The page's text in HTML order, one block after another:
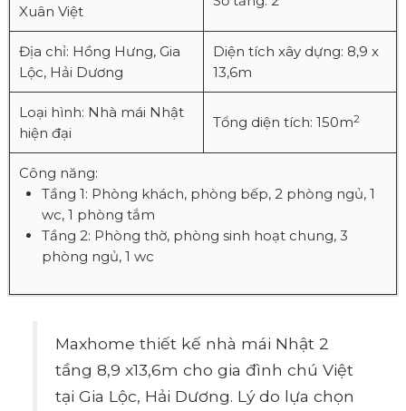
Xuân Việt
Địa chỉ: Hồng Hưng, Gia
Lộc, Hải Dương
Diện tích xây dựng: 8,9 x
13,6m
Loại hình: Nhà mái Nhật
hiện đại
Tổng diện tích: 150m2
Công năng:
Tầng 1: Phòng khách, phòng bếp, 2 phòng ngủ, 1
wc, 1 phòng tắm
Tầng 2: Phòng thờ, phòng sinh hoạt chung, 3
phòng ngủ, 1 wc
Maxhome thiết kế nhà mái Nhật 2
tầng 8,9 x13,6m cho gia đình chú Việt
tại Gia Lộc, Hải Dương. Lý do lựa chọn